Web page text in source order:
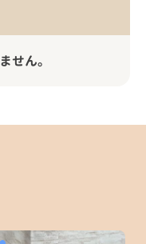
せん。